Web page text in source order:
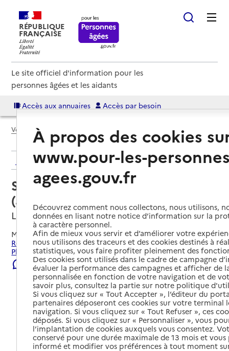
RÉPUBLIQUE
FRANÇAISE
Le site officiel d'information pour les
personnes âgées et les aidants
Accès aux annuaires Accès par besoin
Voir le fil d’Ariane
Retour aux résultats de l'annuaire
Service autonomie à domicile
(aide) – ADMR
Le Plessis-Belleville, OISE
Mis à jour le22/07/2026
Rechercher les établissements et services autour de Le
Plessis-Belleville.
Signaler une erreur
À propos des cookies
www.pour-les-
agees.gouv.fr
Découvrez comment nous collectons, nous utilisons,
données en lisant notre notice d’information sur la
à caractère personnel.
Afin de mieux vous servir et d’améliorer votre
nous utilisons des traceurs et des cookies destinés à
statistiques, vous faire profiter pleinement des
Des cookies sont utilisés dans le cadre de campagne
évaluer la performance des campagnes et afficher de
personnalisée en fonction de votre navigation et de
savoir plus, consultez la partie sur notre politique
Si vous cliquez sur « Tout Accepter », l’éditeur du
partenaires déposeront ces cookies sur votre terminal
navigation. Si vous cliquez sur « Tout Refuser », ces
déposés. Si vous cliquez sur « Personnaliser », vous
l’implantation de cookies auxquels vous consentez.
conservé pour une durée maximale de 13 mois et
informé et modifier vos préférences à tout moment